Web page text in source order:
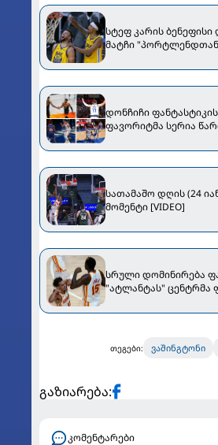
სტეფ კარის
მატჩი
დონჩიჩი
ფავორიტმა სერია
სათამაშო დღის (24
მომენტი [VIDEO]
სრული დომინირება
"ატლანტას" ცენტრმა
თეგები: ვაშინგტონი
გაზიარება:
კომენტარები